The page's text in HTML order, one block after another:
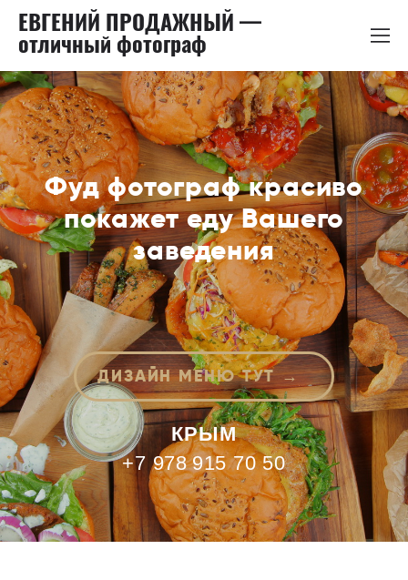
ЕВГЕНИЙ ПРОДАЖНЫЙ —
отличный фотограф
Фуд фотограф красиво
покажет еду Вашего
заведения
ДИЗАЙН МЕНЮ ТУТ →
КРЫМ
+7 978915 70 50